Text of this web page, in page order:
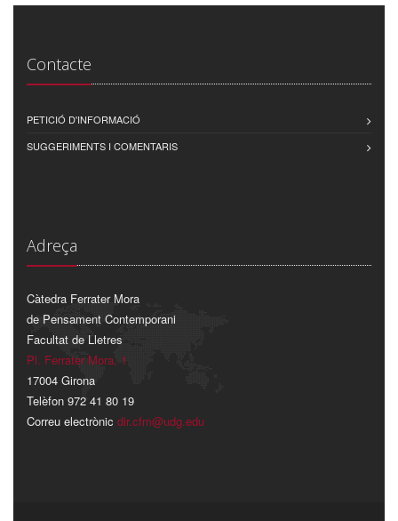
Contacte
PETICIÓ D'INFORMACIÓ
SUGGERIMENTS I COMENTARIS
Adreça
Càtedra Ferrater Mora
de Pensament Contemporani
Facultat de Lletres
Pl. Ferrater Mora, 1
17004 Girona
Telèfon 972 41 80 19
Correu electrònic dir.cfm@udg.edu